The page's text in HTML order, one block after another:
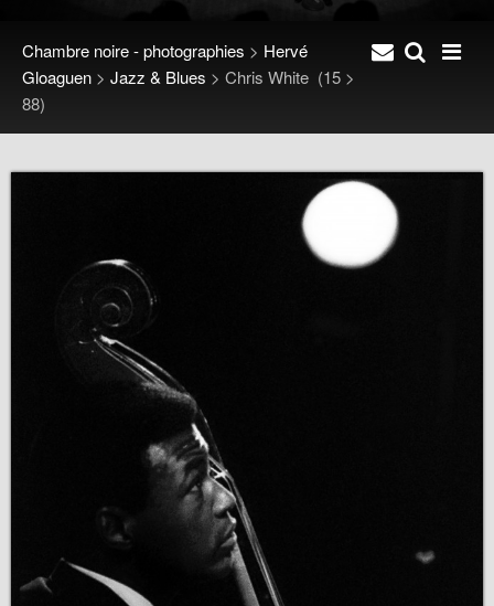
Chambre noire - photographies > Hervé
Gloaguen > Jazz & Blues > Chris White (15 >
88)